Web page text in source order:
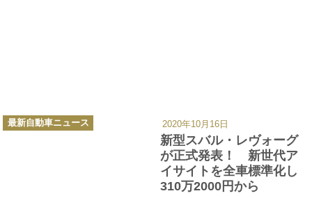
新型スバル・レヴォーグ
が正式発表！ 新世代ア
イサイトを全車標準化し
310万2000円から
カ
テ
最新自動車ニュース 2020年10月16日